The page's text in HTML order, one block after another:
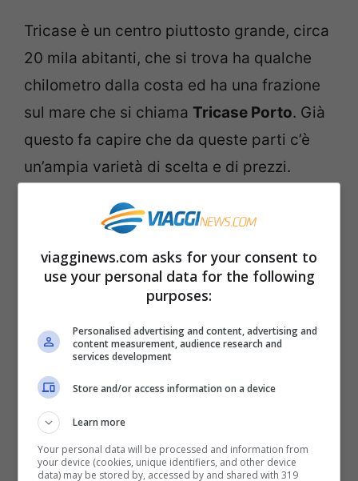
Tricase è un centro piuttosto grande, circa
20 mila abitanti, che si trova ha qualche
chilometro dalla costa ed ha una frazione
sul mare che si chiama Tricase Porto. Già
questo fa capire che da queste parti c’è
un’ampia varietà di scelta e di prezzi.
Il borgo di Tricase: la piazza centrale
borgoè molto caratteristico con il
viagginews.com asks for your consent to
use your personal data for the following
purposes:
Personalised advertising and content, advertising and
content measurement, audience research and
services development
Store and/or access information on a device
Learn more
Your personal data will be processed and information from
your device (cookies, unique identifiers, and other device
data) may be stored by, accessed by and shared with 319